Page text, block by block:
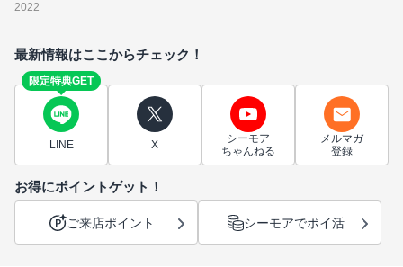
2022
最新情報はここからチェック！
限定特典GET
LINE X
シーモア
ちゃんねる
メルマガ
登録
お得にポイントゲット！
ご来店ポイント シーモアでポイ活